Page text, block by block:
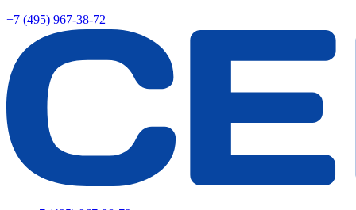
+7 (495) 967-38-72